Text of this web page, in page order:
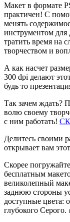
Макет в формате
практичен! С
менять
инструментом для
тратить время на
творчеством и
А как насчет
300 dpi делают
будь то
Так зачем ждать?
волю своему
с ним работать!
Делитесь своими
открывает вам
Скорее
бесплатным
великолепный
заднюю стороны
доступные цвета:
глубокого Серого.